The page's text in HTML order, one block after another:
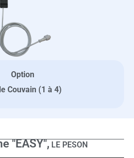
Option
Couvain (1 à 4)
"EASY", LE PESON